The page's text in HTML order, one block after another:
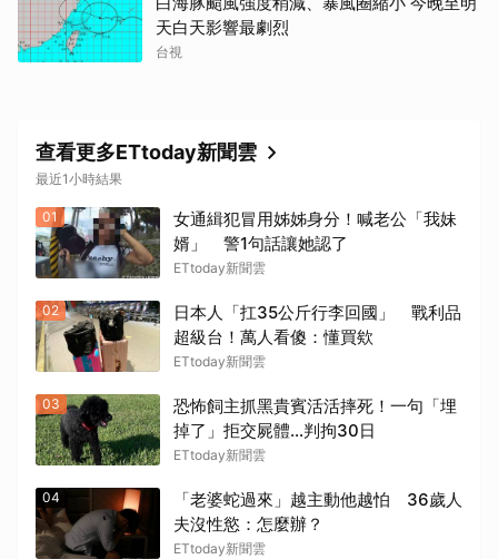
天白天影響最劇烈
台視
查看更多ETtoday新聞雲
最近1小時結果
01
女通緝犯冒用姊姊身分！喊老公「我妹
婿」 警1句話讓她認了
ETtoday新聞雲
02
日本人「扛35公斤行李回國」 戰利品
超級台！萬人看傻：懂買欸
ETtoday新聞雲
03
恐怖飼主抓黑貴賓活活摔死！一句「埋
掉了」拒交屍體...判拘30日
ETtoday新聞雲
04
「老婆蛇過來」越主動他越怕 36歲人
夫沒性慾：怎麼辦？
ETtoday新聞雲